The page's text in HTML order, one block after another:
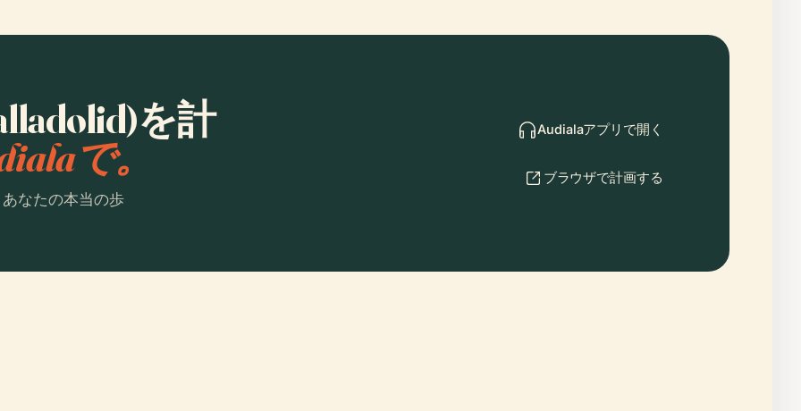
を計
で。
なたの本当の歩
Audialaアプリで開く
ブラウザで計画する